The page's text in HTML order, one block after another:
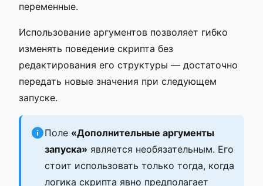
переменные.
Использование аргументов позволяет гибко
изменять поведение скрипта без
редактирования его структуры — достаточно
передать новые значения при следующем
запуске.
Поле «Дополнительные аргументы
запуска» является необязательным. Его
стоит использовать только тогда, когда
логика скрипта явно предполагает